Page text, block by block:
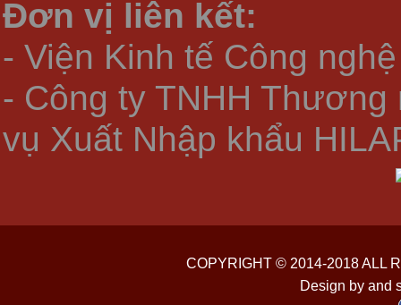
Đơn vị liên kết:
- Viện Kinh tế Công
- Công ty TNHH Thương
vụ Xuất Nhập khẩu
COPYRIGHT © 2014-2018 ALL
Design by and